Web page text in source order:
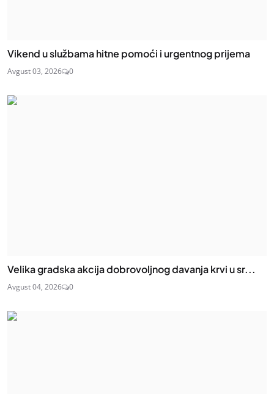
Vikend u službama hitne pomoći i urgentnog prijema
Avgust 03, 2026 0
Velika gradska akcija dobrovoljnog davanja krvi u sr...
Avgust 04, 2026 0